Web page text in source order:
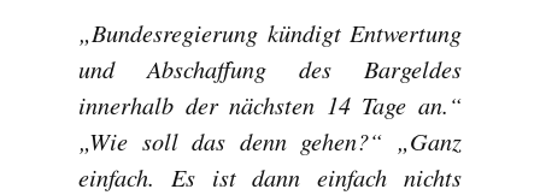
„Bundesregierung kündigt Entwertung
und Abschaffung des Bargeldes
innerhalb der nächsten 14 Tage an.“
„Wie soll das denn gehen?“ „Ganz
einfach. Es ist dann einfach nichts